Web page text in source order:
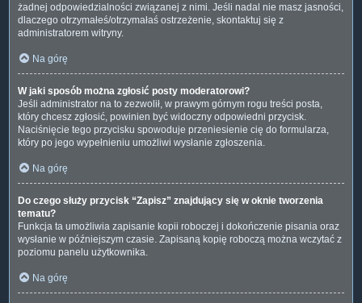
żadnej odpowiedzialności związanej z nimi. Jeśli nadal nie masz jasności,
dlaczego otrzymałeś/otrzymałaś ostrzeżenie, skontaktuj się z
administratorem witryny.
Na górę
W jaki sposób można zgłosić posty moderatorowi?
Jeśli administrator na to zezwolił, w prawym górnym rogu treści posta,
który chcesz zgłosić, powinien być widoczny odpowiedni przycisk.
Naciśnięcie tego przycisku spowoduje przeniesienie cię do formularza,
który po jego wypełnieniu umożliwi wysłanie zgłoszenia.
Na górę
Do czego służy przycisk “Zapisz” znajdujący się w oknie tworzenia
tematu?
Funkcja ta umożliwia zapisanie kopii roboczej i dokończenie pisania oraz
wysłanie w późniejszym czasie. Zapisaną kopię roboczą można wczytać z
poziomu panelu użytkownika.
Na górę